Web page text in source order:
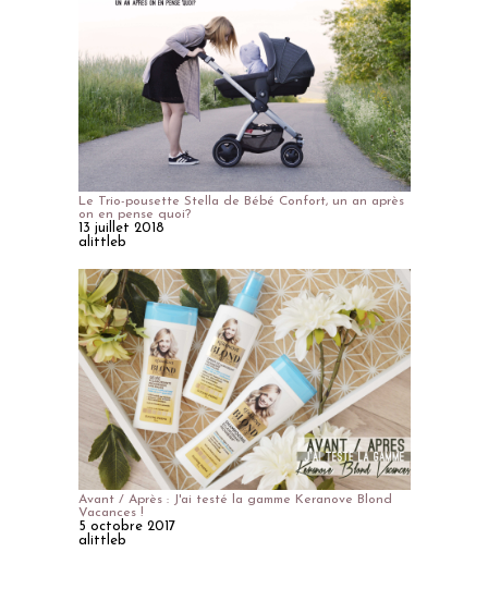
Le Trio-pousette Stella de Bébé Confort, un an après
on en pense quoi?
13 juillet 2018
alittleb
Avant / Après : J'ai testé la gamme Keranove Blond
Vacances !
5 octobre 2017
alittleb